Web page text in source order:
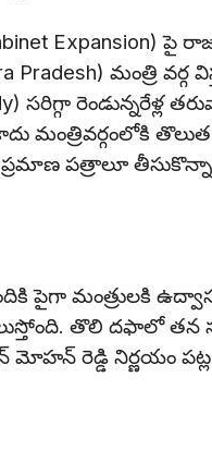
Expansion) పై
Pradesh) మంత్రి
సరిగ్గా
మంత్రివర్గంలోకి తొలుత
ప్రమాణ పత్రాలూ
పైగా మంత్రులకి
తొలి దఫాలో
రెడ్డి నిర్ణయం పట్ల